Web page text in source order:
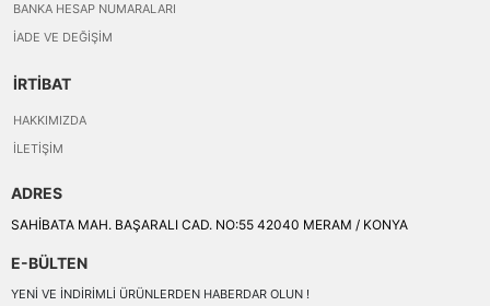
BANKA HESAP NUMARALARI
İADE VE DEĞIŞIM
İRTİBAT
HAKKIMIZDA
İLETIŞIM
ADRES
SAHİBATA MAH. BAŞARALI CAD. NO:55 42040 MERAM / KONYA
E-BÜLTEN
YENI VE INDIRIMLI ÜRÜNLERDEN HABERDAR OLUN !